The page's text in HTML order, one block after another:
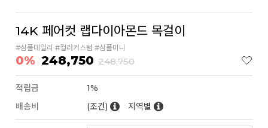
14K 페어컷 랩다이아몬드 목걸이
#심플데일리 #컬러커스텀 #심플미니
0% 248,750 248,750
적립금
1%
배송비
(조건) 지역별